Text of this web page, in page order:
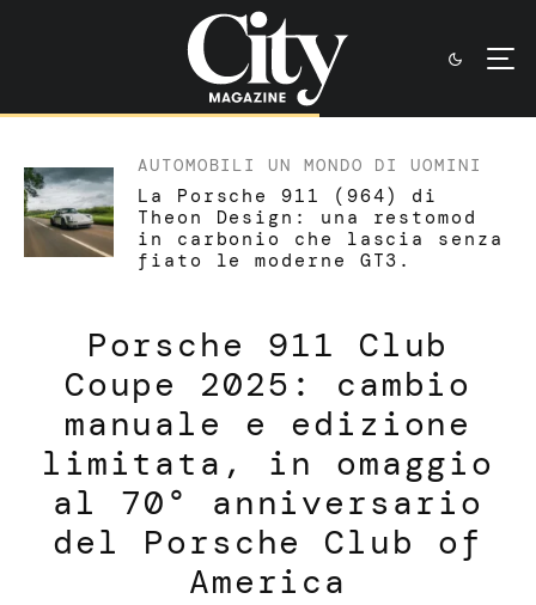
AUTOMOBILI UN MONDO DI UOMINI
La Porsche 911 (964) di
Theon Design: una restomod
in carbonio che lascia senza
fiato le moderne GT3.
Porsche 911 Club
Coupe 2025: cambio
manuale e edizione
limitata, in omaggio
al 70° anniversario
del Porsche Club of
America